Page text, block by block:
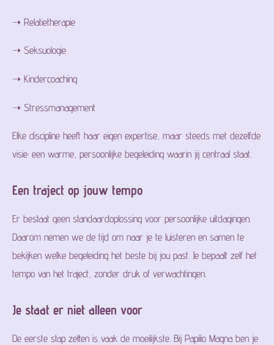
➝ Relatietherapie
➝ Seksuologie
➝ Kindercoaching
➝ Stressmanagement
Elke discipline heeft haar eigen expertise, maar steeds met dezelfde
visie: een warme, persoonlijke begeleiding waarin jij centraal staat.
Een traject op jouw tempo
Er bestaat geen standaardoplossing voor persoonlijke uitdagingen.
Daarom nemen we de tijd om naar je te luisteren en samen te
bekijken welke begeleiding het beste bij jou past. Je bepaalt zelf het
tempo van het traject, zonder druk of verwachtingen.
Je staat er niet alleen voor
De eerste stap zetten is vaak de moeilijkste. Bij Papilio Magna ben je